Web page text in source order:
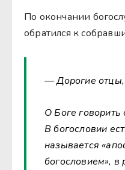
По окончании
обратился к
— Дорогие отцы,
О Боге говорить
В богословии
называется
богословием», в